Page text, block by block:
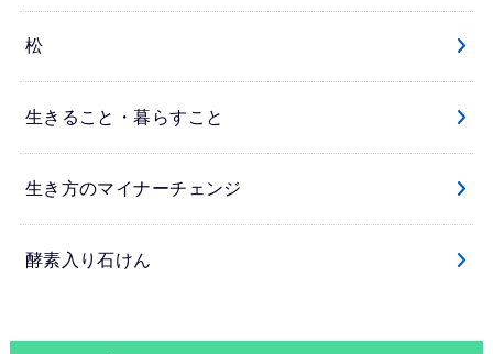
松
生きること・暮らすこと
生き方のマイナーチェンジ
酵素入り石けん